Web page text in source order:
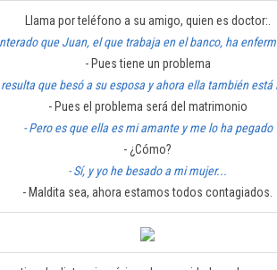
Llama por teléfono a su amigo, quien es doctor:.
que Juan, el que trabaja en el banco, ha
- Pues tiene un problema
resulta que besó a su esposa y ahora ella también
- Pues el problema será del matrimonio
- Pero es que ella es mi amante y me lo ha pegado
- ¿Cómo?
- Sí, y yo he besado a mi mujer...
- Maldita sea, ahora estamos todos contagiados.